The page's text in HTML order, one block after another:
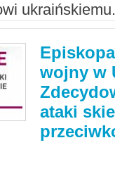
wojny w
ataki